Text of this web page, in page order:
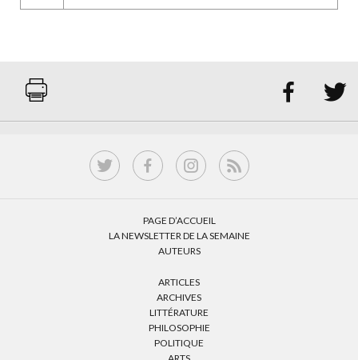
 
PAGE D’ACCUEIL
LA NEWSLETTER DE LA SEMAINE
AUTEURS
ARTICLES
ARCHIVES
LITTÉRATURE
PHILOSOPHIE
POLITIQUE